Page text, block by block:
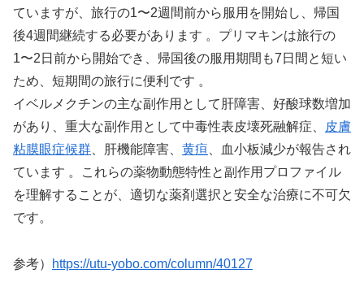
ていますが、旅行の1〜2週間前から服用を開始し、帰国
後4週間継続する必要があります 。プリマキンは旅行の
1〜2日前から開始でき、帰国後の服用期間も7日間と短い
ため、短期間の旅行に便利です 。
イベルメクチンの主な副作用として肝障害、好酸球数増加
があり、重大な副作用として中毒性表皮壊死融解症、
皮膚
粘膜眼症候群 、肝機能障害、 黄疸 、血小板減少が報告され
ています 。これらの薬物動態特性と副作用プロファイル
を理解することが、適切な薬剤選択と安全な治療に不可欠
です。
参考） https://utu-yobo.com/column/40127